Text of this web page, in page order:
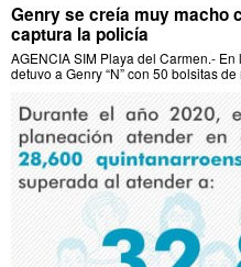
Genry se creía muy macho
captura la policía
AGENCIA SIM Playa del Carmen.-
detuvo a Genry “N” con 50 bolsitas